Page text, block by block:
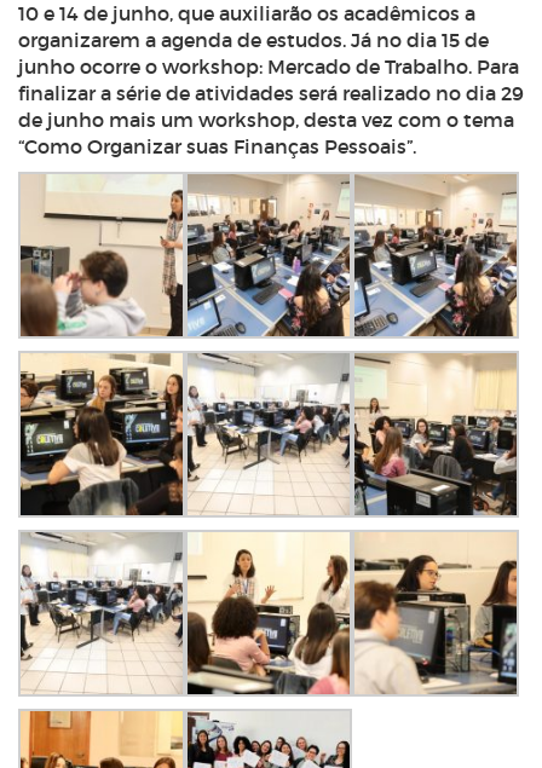
10 e 14 de junho, que auxiliarão os acadêmicos a
organizarem a agenda de estudos. Já no dia 15 de
junho ocorre o workshop: Mercado de Trabalho. Para
finalizar a série de atividades será realizado no dia 29
de junho mais um workshop, desta vez com o tema
“Como Organizar suas Finanças Pessoais”.